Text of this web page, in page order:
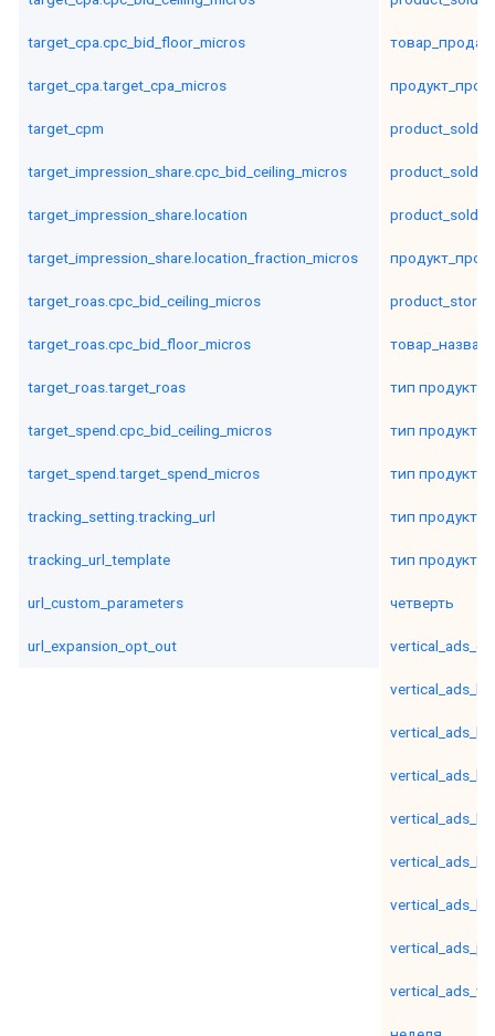
target_cpa.cpc_bid_floor_micros
target_cpa.target_cpa_micros
target_cpm
target_impression_share.cpc_bid_ceiling_micros
target_impression_share.location
target_impression_share.location_fraction_micros
target_roas.cpc_bid_ceiling_micros
target_roas.cpc_bid_floor_micros
target_roas.target_roas
target_spend.cpc_bid_ceiling_micros
target_spend.target_spend_micros
tracking_setting.tracking_url
tracking_url_template
url_custom_parameters
url_expansion_opt_out
тип
тип
тип
тип
тип
четверть